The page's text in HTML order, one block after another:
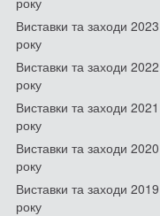
Виставки та заходи 2023
року
Виставки та заходи 2022
року
Виставки та заходи 2021
року
Виставки та заходи 2020
року
Виставки та заходи 2019
року